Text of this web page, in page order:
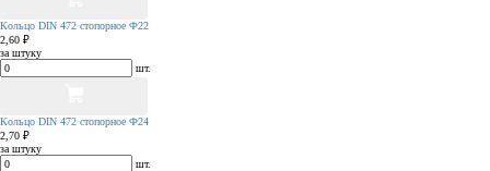
Кольцо DIN 472 стопорное Ф22
2,60 ₽
за штуку
шт.
Кольцо DIN 472 стопорное Ф24
2,70 ₽
за штуку
шт.